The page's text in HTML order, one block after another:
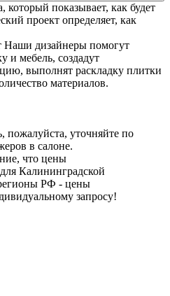
который показывает, как будет
проект определяет, как
Наши дизайнеры помогут
и мебель, создадут
выполнят раскладку плитки
материалов.
пожалуйста, уточняйте по
в салоне.
что цены
Калининградской
РФ - цены
запросу!